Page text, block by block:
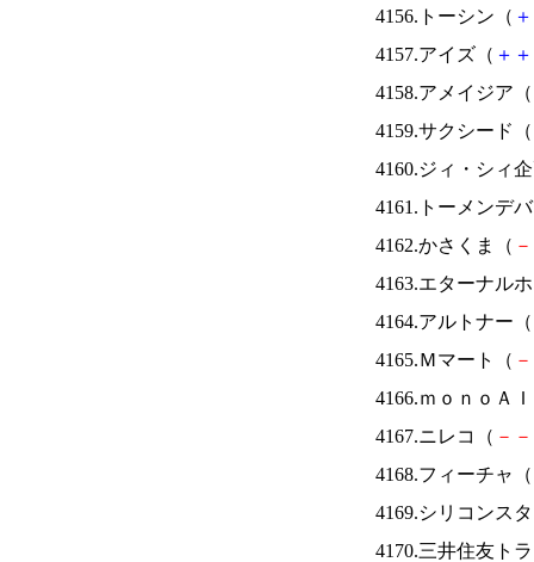
4156.トーシン（ ＋
4157.アイズ（ ＋ ＋
4158.アメイジア（
4159.サクシード（
4160.ジィ・シィ
4161.トーメンデ
4162.かさくま（ －
4163.エターナル
4164.アルトナー（
4165.Ｍマート（ －
4166.ｍｏｎｏＡ
4167.ニレコ（ － －
4168.フィーチャ（
4169.シリコンス
4170.三井住友ト